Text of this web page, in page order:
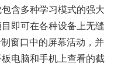
含多种学习模式的强大
即可在各种设备上无缝
窗口中的屏幕活动，并
电脑和手机上查看的截